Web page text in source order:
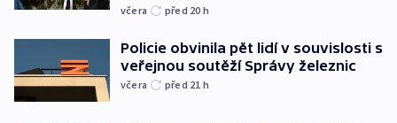
včera před 20 h
Policie obvinila pět lidí v souvislosti s
veřejnou soutěží Správy železnic
včera před 21 h